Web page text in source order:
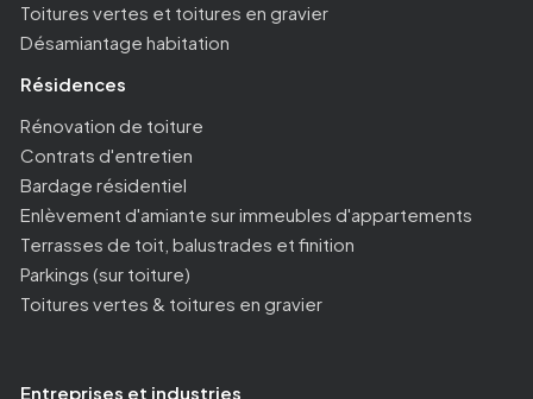
Toitures vertes et toitures en gravier
Désamiantage habitation
Résidences
Rénovation de toiture
Contrats d'entretien
Bardage résidentiel
Enlèvement d'amiante sur immeubles d'appartements
Terrasses de toit, balustrades et finition
Parkings (sur toiture)
Toitures vertes & toitures en gravier
Entreprises et industries